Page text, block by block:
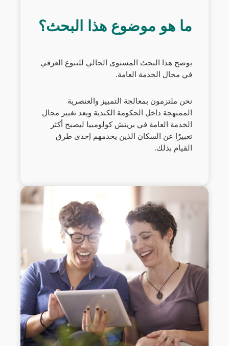
ما هو موضوع هذا البحث؟
يوضح هذا البحث المستوى الحالي للتنوع العرقي
في مجال الخدمة العامة.
نحن ملتزمون بمعالجة التمييز والعنصرية
الممنهجة داخل الحكومة الكندية ويعد تغيير مجال
الخدمة العامة في بريتش كولومبيا ليصبح أكثر
تعبيرًا عن السكان الذين يخدمهم إحدى طرق
القيام بذلك.